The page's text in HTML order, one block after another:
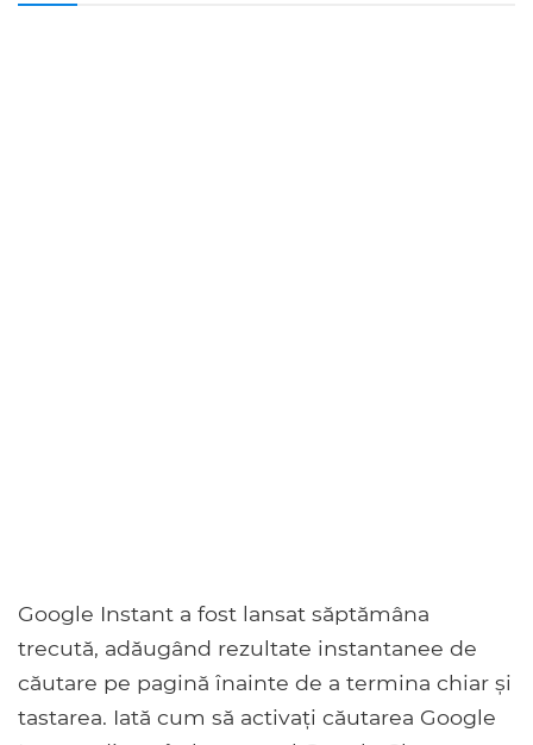
Google Instant a fost lansat săptămâna
trecută, adăugând rezultate instantanee de
căutare pe pagină înainte de a termina chiar și
tastarea. Iată cum să activați căutarea Google